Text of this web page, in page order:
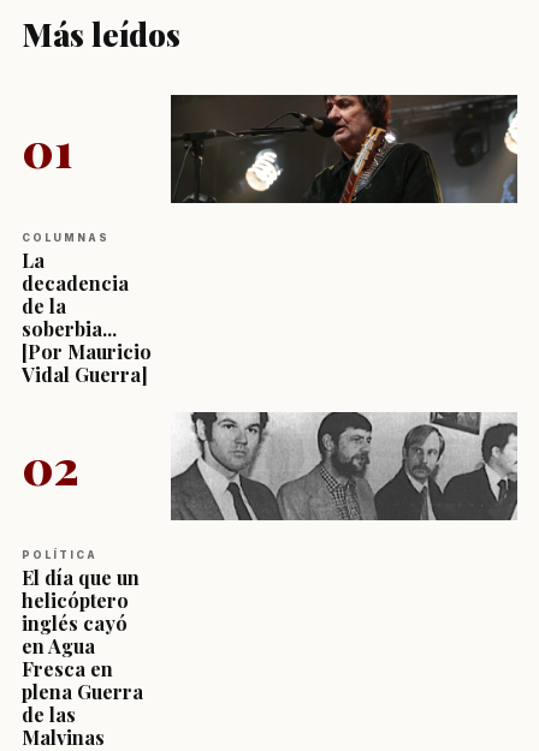
Más leídos
01
COLUMNAS
La
decadencia
de la
soberbia...
[Por Mauricio
Vidal Guerra]
02
POLÍTICA
El día que un
helicóptero
inglés cayó
en Agua
Fresca en
plena Guerra
de las
Malvinas